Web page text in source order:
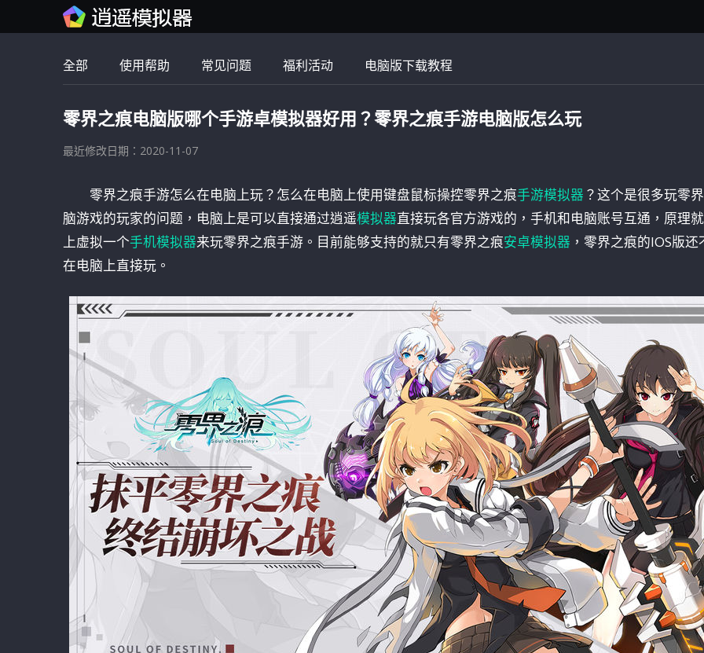
全部 使用帮助 常见问题 福利活动 电脑版下载教程
零界之痕电脑版哪个手游卓模拟器好用？零界之痕手游电脑版怎么玩
最近修改日期：2020-11-07
零界之痕手游怎么在电脑上玩？怎么在电脑上使用键盘鼠标操控零界之痕手游模拟器 ？这个是很多玩零
脑游戏的玩家的问题，电脑上是可以直接通过逍遥模拟器直接玩各官方游戏的，手机和电脑账号互通，原理
上虚拟一个手机模拟器来玩零界之痕手游。目前能够支持的就只有零界之痕安卓模拟器 ，零界之痕的IOS版还
在电脑上直接玩。